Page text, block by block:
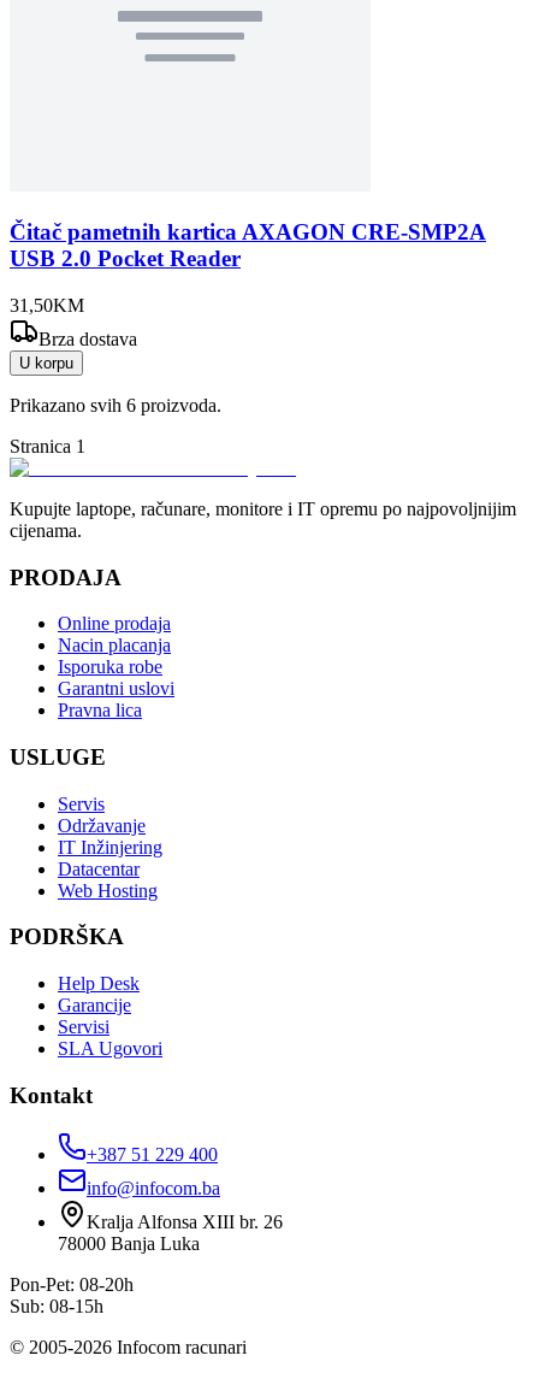
Čitač pametnih kartica AXAGON CRE-SMP2A
USB 2.0 Pocket Reader
31 ,50KM
Brza dostava
U korpu
Prikazano svih 6 proizvoda.
Stranica 1
Kupujte laptope, računare, monitore i IT opremu po najpovoljnijim
cijenama.
PRODAJA
Online prodaja
Nacin placanja
Isporuka robe
Garantni uslovi
Pravna lica
USLUGE
Servis
Održavanje
IT Inžinjering
Datacentar
Web Hosting
PODRŠKA
Help Desk
Garancije
Servisi
SLA Ugovori
Kontakt
+387 51 229 400
info@infocom.ba
Kralja Alfonsa XIII br. 26
78000 Banja Luka
Pon-Pet: 08-20h
Sub: 08-15h
© 2005-2026 Infocom racunari